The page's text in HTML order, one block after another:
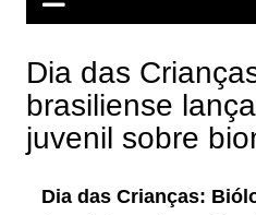
Dia das
brasiliense
juvenil sobre
Dia das Crianças: